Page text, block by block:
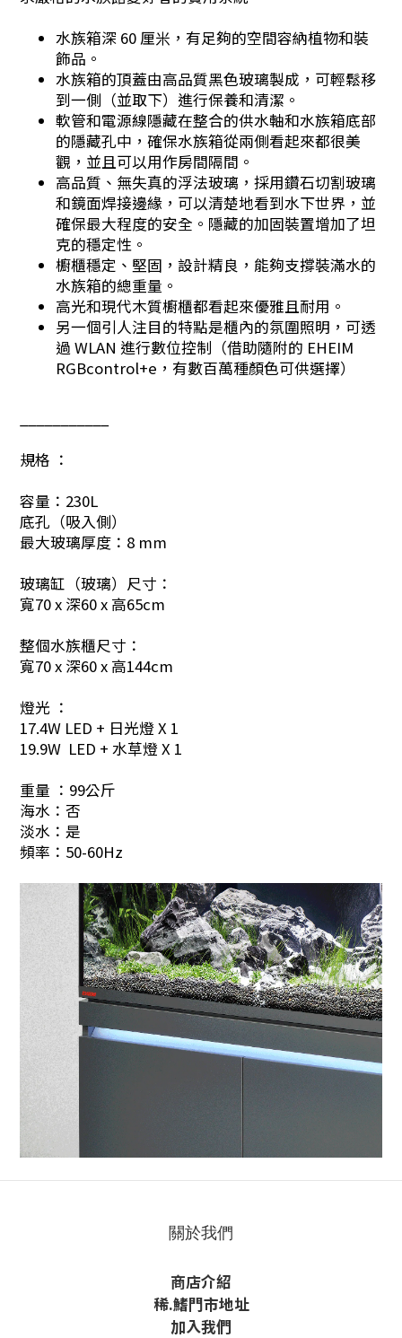
水族箱深 60 厘米，有足夠的空間容納植物和裝
飾品。
水族箱的頂蓋由高品質黑色玻璃製成，可輕鬆移
到一側（並取下）進行保養和清潔。
軟管和電源線隱藏在整合的供水軸和水族箱底部
的隱藏孔中，確保水族箱從兩側看起來都很美
觀，並且可以用作房間隔間。
高品質、無失真的浮法玻璃，採用鑽石切割玻璃
和鏡面焊接邊緣，可以清楚地看到水下世界，並
確保最大程度的安全。隱藏的加固裝置增加了坦
克的穩定性。
櫥櫃穩定、堅固，設計精良，能夠支撐裝滿水的
水族箱的總重量。
高光和現代木質櫥櫃都看起來優雅且耐用。
另一個引人注目的特點是櫃內的氛圍照明，可透
過 WLAN 進行數位控制（借助隨附的 EHEIM
RGBcontrol+e，有數百萬種顏色可供選擇）
規格 ：
容量：230L
底孔（吸入側）
最大玻璃厚度：8 mm
玻璃缸（玻璃）尺寸：
寬70 x 深60 x 高65cm
整個水族櫃尺寸：
寬70 x 深60 x 高144cm
燈光 ：
17.4W LED + 日光燈 X 1
19.9W LED + 水草燈 X 1
重量 ：99公斤
海水：否
淡水：是
頻率：50-60Hz
關於我們
商店介紹
稀.鰭門市地址
加入我們